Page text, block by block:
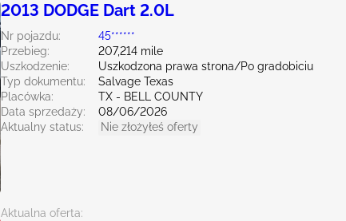
2013 DODGE Dart 2.0L
Nr pojazdu:
45******
Przebieg:
207,214 mile
Uszkodzenie:
Uszkodzona prawa strona/Po gradobiciu
Typ dokumentu:
Salvage Texas
Placówka:
TX - BELL COUNTY
Data sprzedaży:
08/06/2026
Aktualny status:
Nie złożyłeś oferty
Aktualna oferta: